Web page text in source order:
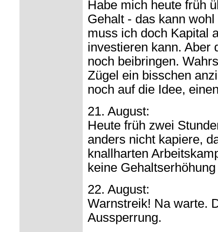
Habe mich heute früh
Gehalt - das kann
muss ich doch Kapital
investieren kann. Aber
noch beibringen.
Zügel ein bisschen
noch auf die Idee,
21. August:
Heute früh zwei
anders nicht kapiere,
knallharten
keine
22. August:
Warnstreik! Na warte.
Aussperrung.